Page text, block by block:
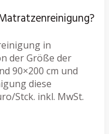
in
der Größe der
90×200 cm und
diese
Stck. inkl. MwSt.